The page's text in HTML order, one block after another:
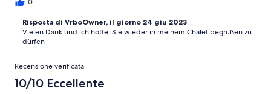
Risposta di VrboOwner, il giorno 24 giu 2023
Vielen Dank und ich hoffe, Sie wieder in meinem Chalet begrüßen zu
dürfen
Recensione verificata
10/10 Eccellente